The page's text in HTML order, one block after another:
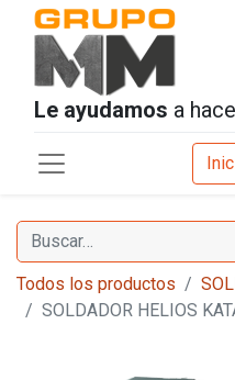
Le ayudamos a
Todos los productos
SOLDADOR HELIOS